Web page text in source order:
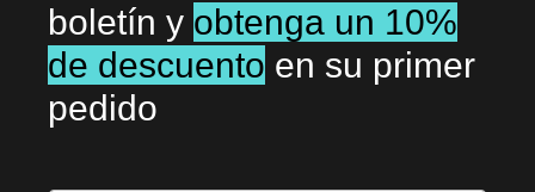
boletín y obtenga un 10%
de descuento en su primer
pedido